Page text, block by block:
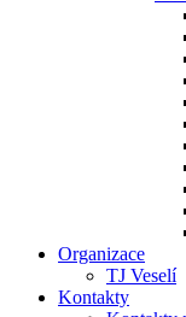
Organizace
TJ Veselí
Kontakty